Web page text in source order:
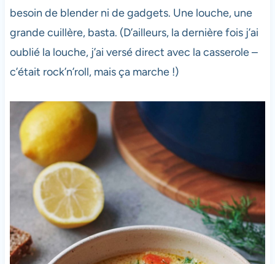
besoin de blender ni de gadgets. Une louche, une
grande cuillère, basta. (D’ailleurs, la dernière fois j’ai
oublié la louche, j’ai versé direct avec la casserole –
c’était rock’n’roll, mais ça marche !)